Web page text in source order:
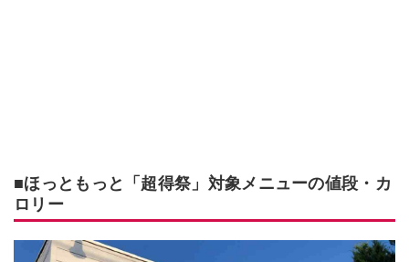
■ほっともっと「超得祭」対象メニューの値段・カ
ロリー